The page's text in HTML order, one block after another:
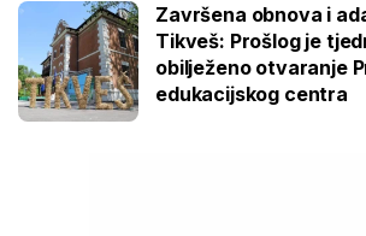
Završena obnova i
Tikveš: Prošlog je
obilježeno otvaranje
edukacijskog centra